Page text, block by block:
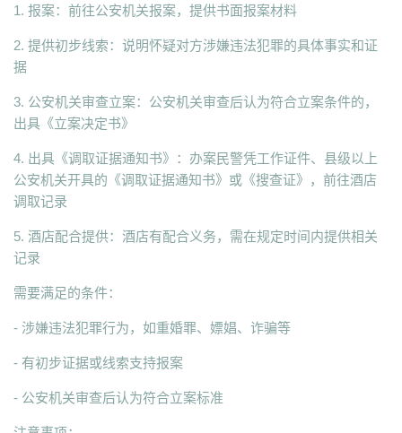
1. 报案：前往公安机关报案，提供书面报案材料
2. 提供初步线索：说明怀疑对方涉嫌违法犯罪的具体事实和证
据
3. 公安机关审查立案：公安机关审查后认为符合立案条件的，
出具《立案决定书》
4. 出具《调取证据通知书》：办案民警凭工作证件、县级以上
公安机关开具的《调取证据通知书》或《搜查证》，前往酒店
调取记录
5. 酒店配合提供：酒店有配合义务，需在规定时间内提供相关
记录
需要满足的条件：
- 涉嫌违法犯罪行为，如重婚罪、嫖娼、诈骗等
- 有初步证据或线索支持报案
- 公安机关审查后认为符合立案标准